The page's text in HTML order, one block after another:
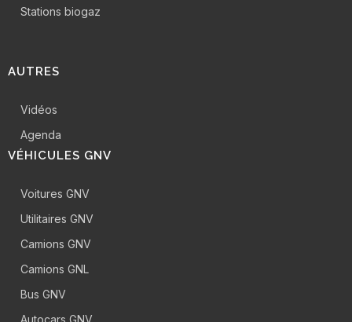
Stations biogaz
AUTRES
Vidéos
Agenda
VÉHICULES GNV
Voitures GNV
Utilitaires GNV
Camions GNV
Camions GNL
Bus GNV
Autocars GNV